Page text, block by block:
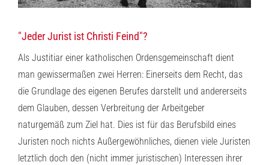
"Jeder Jurist ist Christi Feind"?
Als Justitiar einer katholischen Ordensgemeinschaft dient
man gewissermaßen zwei Herren: Einerseits dem Recht, das
die Grundlage des eigenen Berufes darstellt und andererseits
dem Glauben, dessen Verbreitung der Arbeitgeber
naturgemäß zum Ziel hat. Dies ist für das Berufsbild eines
Juristen noch nichts Außergewöhnliches, dienen viele Juristen
letztlich doch den (nicht immer juristischen) Interessen ihrer